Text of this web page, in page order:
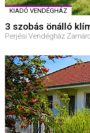
KIADÓ VENDÉGHÁZ
3 szobás önálló
Perjési Vendégház